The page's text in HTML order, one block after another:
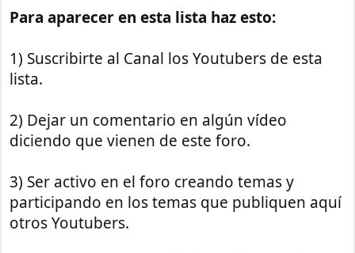
Para aparecer en esta lista haz esto:
1) Suscribirte al Canal los Youtubers de esta
lista.
2) Dejar un comentario en algún vídeo
diciendo que vienen de este foro.
3) Ser activo en el foro creando temas y
participando en los temas que publiquen aquí
otros Youtubers.